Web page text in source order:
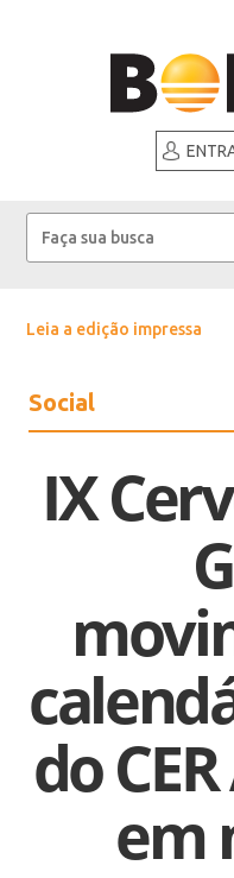
Leia a edição impressa
Social
IX
do
em